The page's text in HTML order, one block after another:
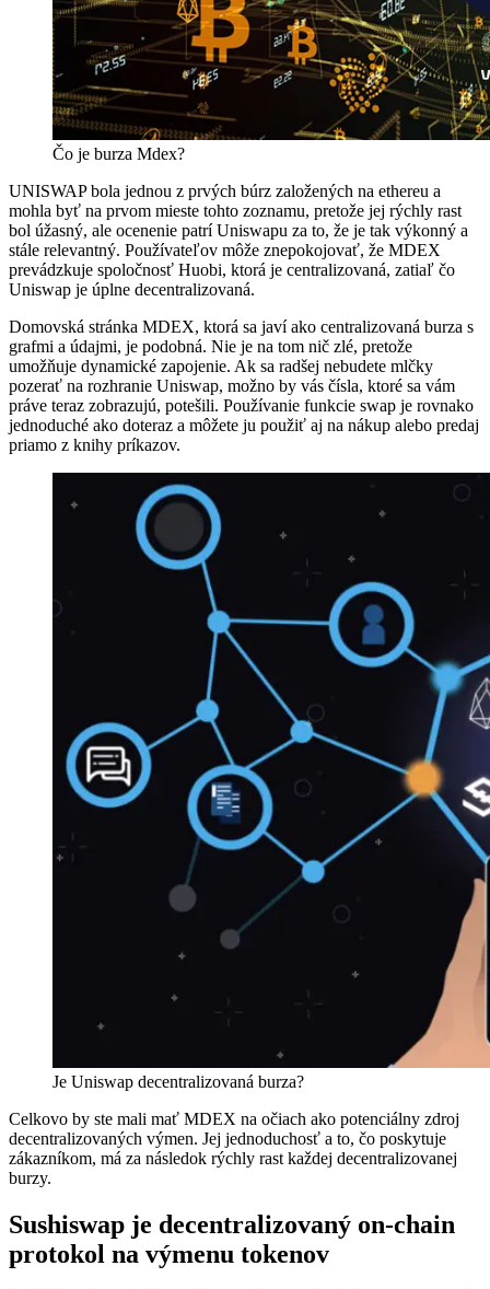
Čo je burza Mdex?
UNISWAP bola jednou z prvých búrz založených na ethereu a
mohla byť na prvom mieste tohto zoznamu, pretože jej rýchly rast
bol úžasný, ale ocenenie patrí Uniswapu za to, že je tak výkonný a
stále relevantný. Používateľov môže znepokojovať, že MDEX
prevádzkuje spoločnosť Huobi, ktorá je centralizovaná, zatiaľ čo
Uniswap je úplne decentralizovaná.
Domovská stránka MDEX, ktorá sa javí ako centralizovaná burza s
grafmi a údajmi, je podobná. Nie je na tom nič zlé, pretože
umožňuje dynamické zapojenie. Ak sa radšej nebudete mlčky
pozerať na rozhranie Uniswap, možno by vás čísla, ktoré sa vám
práve teraz zobrazujú, potešili. Používanie funkcie swap je rovnako
jednoduché ako doteraz a môžete ju použiť aj na nákup alebo predaj
priamo z knihy príkazov.
Je Uniswap decentralizovaná burza?
Celkovo by ste mali mať MDEX na očiach ako potenciálny zdroj
decentralizovaných výmen. Jej jednoduchosť a to, čo poskytuje
zákazníkom, má za následok rýchly rast každej decentralizovanej
burzy.
Sushiswap je decentralizovaný on-chain
protokol na výmenu tokenov